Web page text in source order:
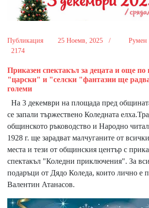
Публикация 25 Ноемв, 2025 /
2174
Приказен спектакъл за децата и още по
"царски" и "селски "фантазии ще
големи
На 3 декември на площада пред
се запали тържествено Коледната
общинското ръководство и Народно
1928 г. ще зарадват малчуганите от
места и тези от общинския център с
спектакъл "Коледни приключения". За
подаръци от Дядо Коледа, които лично е
Валентин Атанасов.